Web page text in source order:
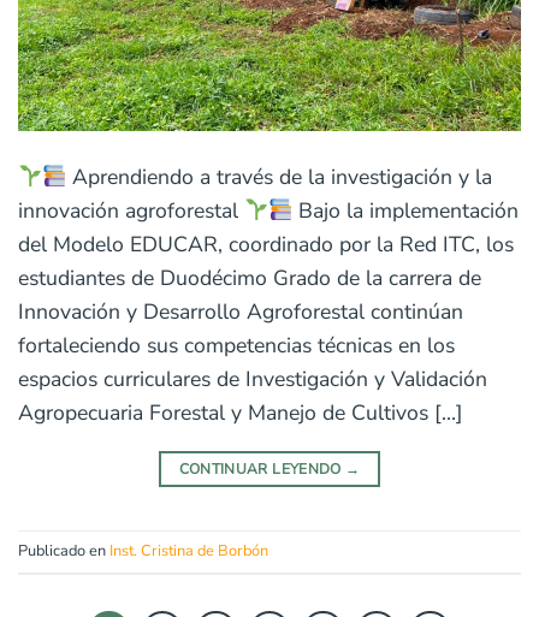
Aprendiendo a través de la investigación y la
innovación agroforestal
Bajo la implementación
del Modelo EDUCAR, coordinado por la Red ITC, los
estudiantes de Duodécimo Grado de la carrera de
Innovación y Desarrollo Agroforestal continúan
fortaleciendo sus competencias técnicas en los
espacios curriculares de Investigación y Validación
Agropecuaria Forestal y Manejo de Cultivos […]
CONTINUAR LEYENDO →
Publicado en Inst. Cristina de Borbón